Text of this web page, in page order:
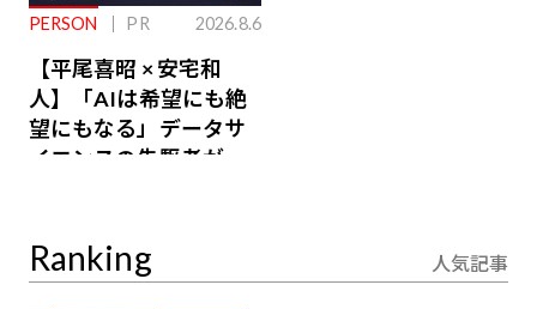
PERSON PR 2026.8.6
【平尾喜昭 × 安宅和
人】「AIは希望にも絶
望にもなる」データサ
イエンスの先駆者が語
Ranking 人気記事